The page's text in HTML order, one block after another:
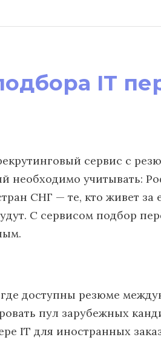
IT
сервис с
необходимо учитывать:
СНГ — те, кто живет за
С сервисом подбор
доступны резюме
пул зарубежных
IT для иностранных